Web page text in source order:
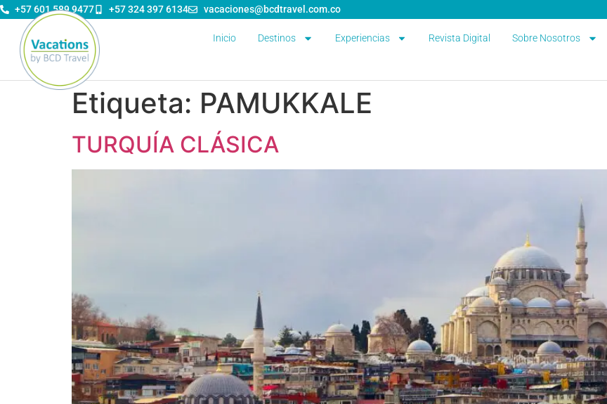
contenido
+57 601 589 9477 +57 324 397 6134 vacaciones@bcdtravel.com.co
Inicio Destinos Experiencias Revista Digital Sobre Nosotros
Etiqueta: PAMUKKALE
TURQUÍA CLÁSICA